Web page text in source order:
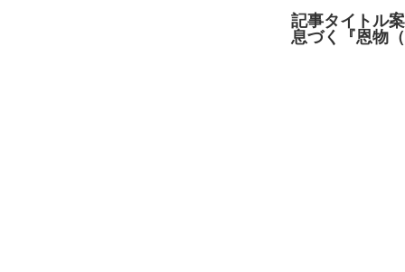
記事タイ トル
息づく『恩物